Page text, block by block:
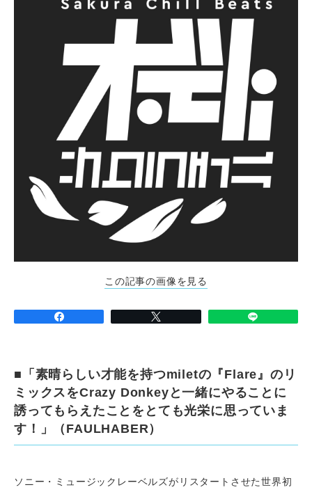
この記事の画像を見る
■「素晴らしい才能を持つmiletの『Flare』のリ
ミックスをCrazy Donkeyと一緒にやることに
誘ってもらえたことをとても光栄に思っていま
す！」（FAULHABER）
ソニー・ミュージックレーベルズがリスタートさせた世界初